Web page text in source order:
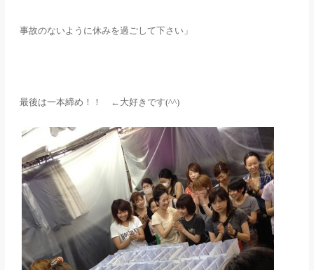
事故のないように休みを過ごして下さい」
最後は一本締め！！ ←大好きです(^^)